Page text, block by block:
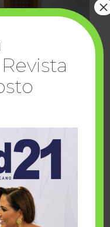
cumplen
Make-A-Wish
×